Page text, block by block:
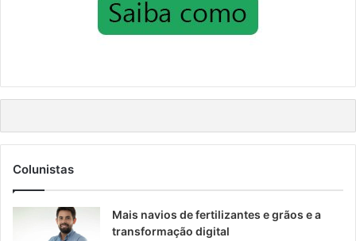
Colunistas
Mais navios de fertilizantes e grãos e a
transformação digital